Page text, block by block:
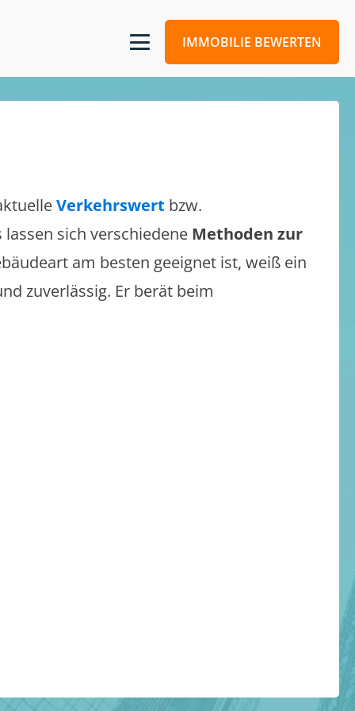
IMMOBILIE BEWERTEN
Verkehrswert bzw.
sich verschiedene Methoden zur
am besten geeignet ist, weiß ein
zuverlässig. Er berät beim